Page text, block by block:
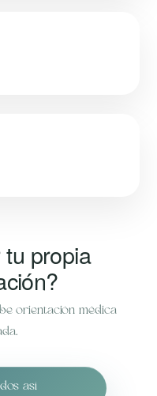
propia
orientación médica
así